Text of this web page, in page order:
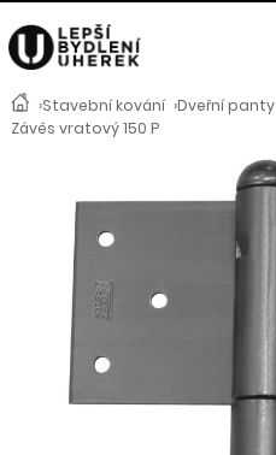
›Stavební kování ›Dveřní panty
Závěs vratový 150 P